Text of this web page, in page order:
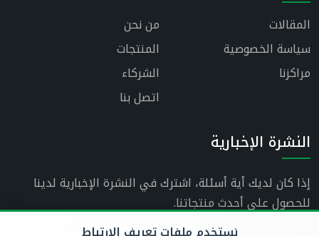
من نحن
المقالات
المنتجات
سياسة الخصوصية
الشركاء
مراكزنا
اتصل بنا
النشرة الإخبارية
إذا كان لديك أية أسئلة، اشترك في النشرة الإخبارية لدينا
للحصول على أحدث منتجاتنا.